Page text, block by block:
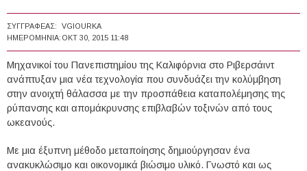
ΣΥΓΓΡΑΦΈΑΣ:
VGIOURKA
ΗΜΕΡΟΜΗΝΊΑ: ΟΚΤ 30, 2015 11:48
Μηχανικοί του Πανεπιστημίου της Καλιφόρνια στο Ριβερσάιντ
ανάπτυξαν μια νέα τεχνολογία που συνδυάζει την κολύμβηση
στην ανοιχτή θάλασσα με την προσπάθεια καταπολέμησης της
ρύπανσης και απομάκρυνσης επιβλαβών τοξινών από τους
ωκεανούς.
Με μια έξυπνη μέθοδο μεταποίησης δημιούργησαν ένα
ανακυκλώσιμο και οικονομικά βιώσιμο υλικό. Γνωστό και ως